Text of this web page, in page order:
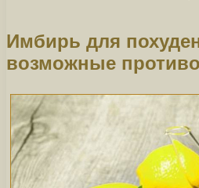
Имбирь для
возможные